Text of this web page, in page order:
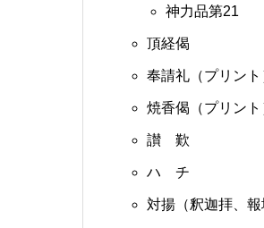
神力品第21
頂経偈
奉請礼（プリント
焼香偈（プリント
讃 歎
ハ チ
対揚（釈迦拝、報